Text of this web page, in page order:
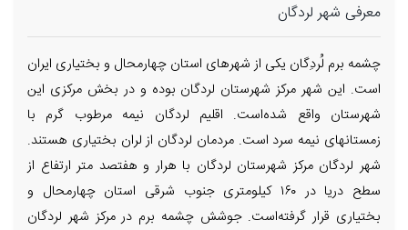
معرفی شهر لردگان
چشمه برم لُردِگان یکی از شهرهای استان چهارمحال و بختیاری ایران
است. این شهر مرکز شهرستان لردگان بوده و در بخش مرکزی این
شهرستان واقع شده‌است. اقلیم لردگان نیمه مرطوب گرم با
زمستانهای نیمه سرد است. مردمان لردگان از لران بختیاری هستند.
شهر لردگان مرکز شهرستان لردگان با هرار و هفتصد متر ارتفاع از
سطح دریا در ۱۶۰ کیلومتری جنوب شرقی استان چهارمحال و
بختیاری قرار گرفته‌است. جوشش چشمه برم در مرکز شهر لردگان